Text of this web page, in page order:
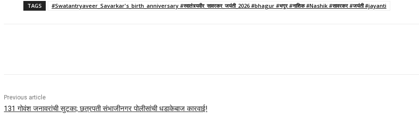
TAGS #Swatantryaveer_Savarkar's_birth_anniversary #स्वातंत्र्यवीर_सावरकर_जयंती_2026 #bhagur #भगूर #नाशिक #Nashik #सावरकर #जयंती #jayanti
Previous article
131 गोवंश जनावरांची सुटका; छत्रपती संभाजीनगर पोलीसांची धडाकेबाज कारवाई!